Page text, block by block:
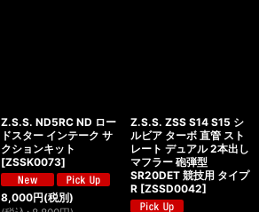
Z.S.S. ND5RC ND ロー
ドスター インテーク サ
クションキット
[ZSSK0073]
8,000円(税別)
Z.S.S. ZSS S14 S15 シ
ルビア ターボ 直管 スト
レート デュアル 2本出し
マフラー 砲弾型
SR20DET 競技用 タイプ
R [ZSSD0042]